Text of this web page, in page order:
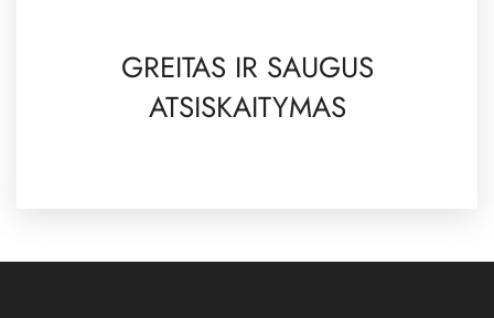
GREITAS IR SAUGUS
ATSISKAITYMAS